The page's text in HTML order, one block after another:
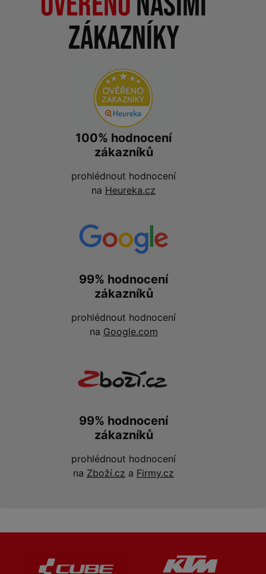
zákazníky
100% hodnocení
zákazníků
prohlédnout hodnocení
na Heureka.cz
99% hodnocení
zákazníků
prohlédnout hodnocení
na Google.com
99% hodnocení
zákazníků
prohlédnout hodnocení
na Zboží.cz a Firmy.cz